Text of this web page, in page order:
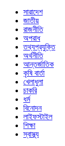
সারাদেশ
জাতীয়
রাজনীতি
অপরাধ
তথ্যপ্রযুক্তি
অর্থনীতি
আন্তর্জাতিক
কৃষি বার্তা
খেলাধুলা
চাকরি
ধর্ম
বিনোদন
লাইফস্টাইল
শিক্ষা
স্বাস্থ্য